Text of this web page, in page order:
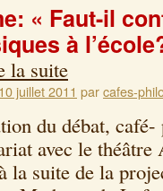
« Faut-il
à
la suite
10 juillet 2011 parcafes-
du débat,
avec le
la suite de la